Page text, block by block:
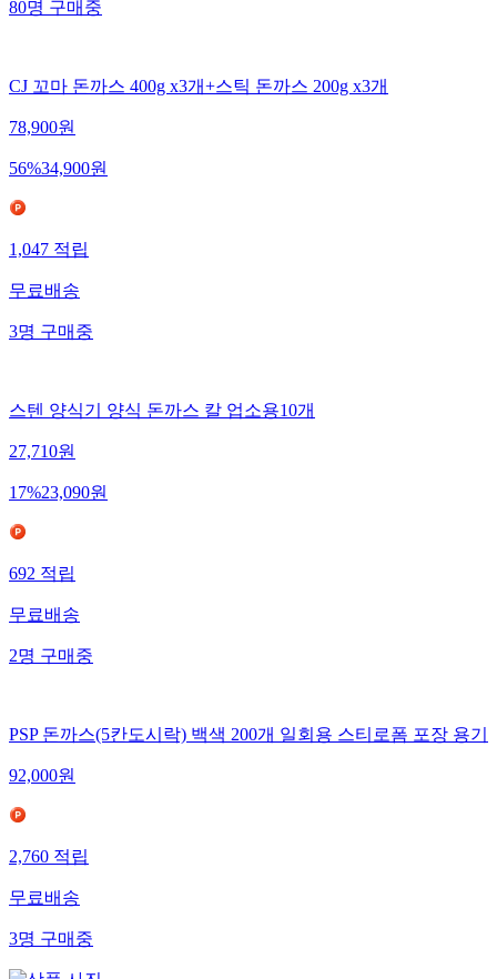
80명구매중
CJ 꼬마 돈까스 400g x3개+스틱 돈까스 200g x3개
78,900원
56%34,900원
1,047적립
무료배송
3명구매중
스텐 양식기 양식 돈까스 칼 업소용10개
27,710원
17%23,090원
692적립
무료배송
2명구매중
PSP 돈까스(5칸도시락) 백색 200개 일회용 스티로폼 포장 용기
92,000원
2,760적립
무료배송
3명구매중